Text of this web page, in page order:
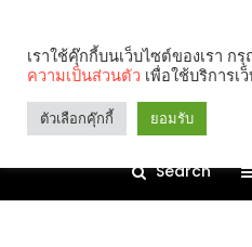
Search
เราใช้คุ๊กกี้บนเว็บไซต์ของเรา ก
ความเป็นส่วนตัว เพื่อใช้บริการเ
ตัวเลือกคุ๊กกี้ ยอมรับ